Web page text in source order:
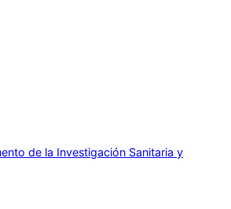
de la Investigación Sanitaria y